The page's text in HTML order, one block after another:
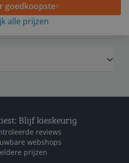
goedkoopste
alle prijzen
Blijf kieskeurig
reviews
webshops
prijzen